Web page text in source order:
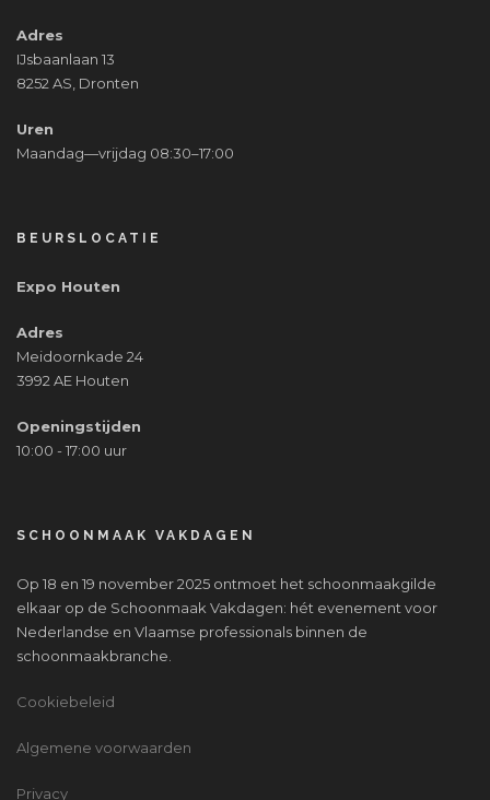
Adres
IJsbaanlaan 13
8252 AS, Dronten
Uren
Maandag—vrijdag 08:30–17:00
BEURSLOCATIE
Expo Houten
Adres
Meidoornkade 24
3992 AE Houten
Openingstijden
10:00 - 17:00 uur
SCHOONMAAK VAKDAGEN
Op 18 en 19 november 2025 ontmoet het schoonmaakgilde
elkaar op de Schoonmaak Vakdagen: hét evenement voor
Nederlandse en Vlaamse professionals binnen de
schoonmaakbranche.
Cookiebeleid
Algemene voorwaarden
Privacy